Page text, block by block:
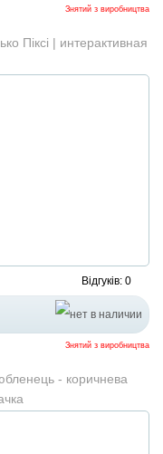
Знятий з виробництва
Піксі | интерактивная
Відгуків: 0
Знятий з виробництва
- коричнева